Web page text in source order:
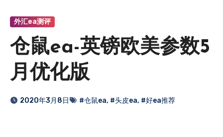
外汇ea测评
仓鼠ea-英镑欧美参数5
月优化版
2020年3月8日 #仓鼠ea, #头皮ea, #好ea推荐